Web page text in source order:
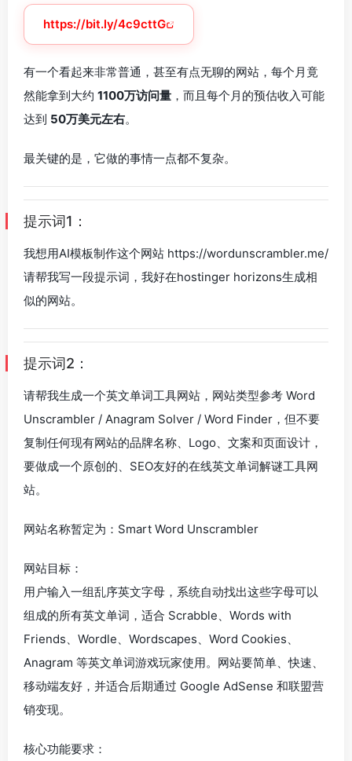
https://bit.ly/4c9cttG
有一个看起来非常普通，甚至有点无聊的网站，每个月竟
然能拿到大约 1100万访问量 ，而且每个月的预估收入可能
达到 50万美元左右。
最关键的是，它做的事情一点都不复杂。
提示词1：
我想用AI模板制作这个网站 https://wordunscrambler.me/
请帮我写一段提示词，我好在hostinger horizons生成相
似的网站。
提示词2：
请帮我生成一个英文单词工具网站，网站类型参考 Word
Unscrambler / Anagram Solver / Word Finder，但不要
复制任何现有网站的品牌名称、Logo、文案和页面设计，
要做成一个原创的、SEO友好的在线英文单词解谜工具网
站。
网站名称暂定为：Smart Word Unscrambler
网站目标：
用户输入一组乱序英文字母，系统自动找出这些字母可以
组成的所有英文单词，适合 Scrabble、Words with
Friends、Wordle、Wordscapes、Word Cookies、
Anagram 等英文单词游戏玩家使用。网站要简单、快速、
移动端友好，并适合后期通过 Google AdSense 和联盟营
销变现。
核心功能要求：